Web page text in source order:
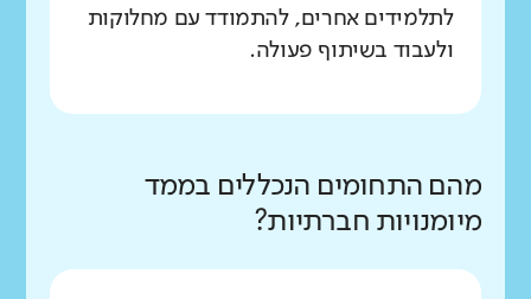
לתלמידים אחרים, להתמודד עם מחלוקות
ולעבוד בשיתוף פעולה.
מהם התחומים הנכללים בממד
מיומנויות חברתיות?